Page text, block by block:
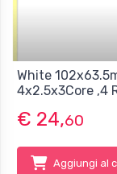
White
4x2.5x3Core ,4
€ 24,60
Aggiungi al